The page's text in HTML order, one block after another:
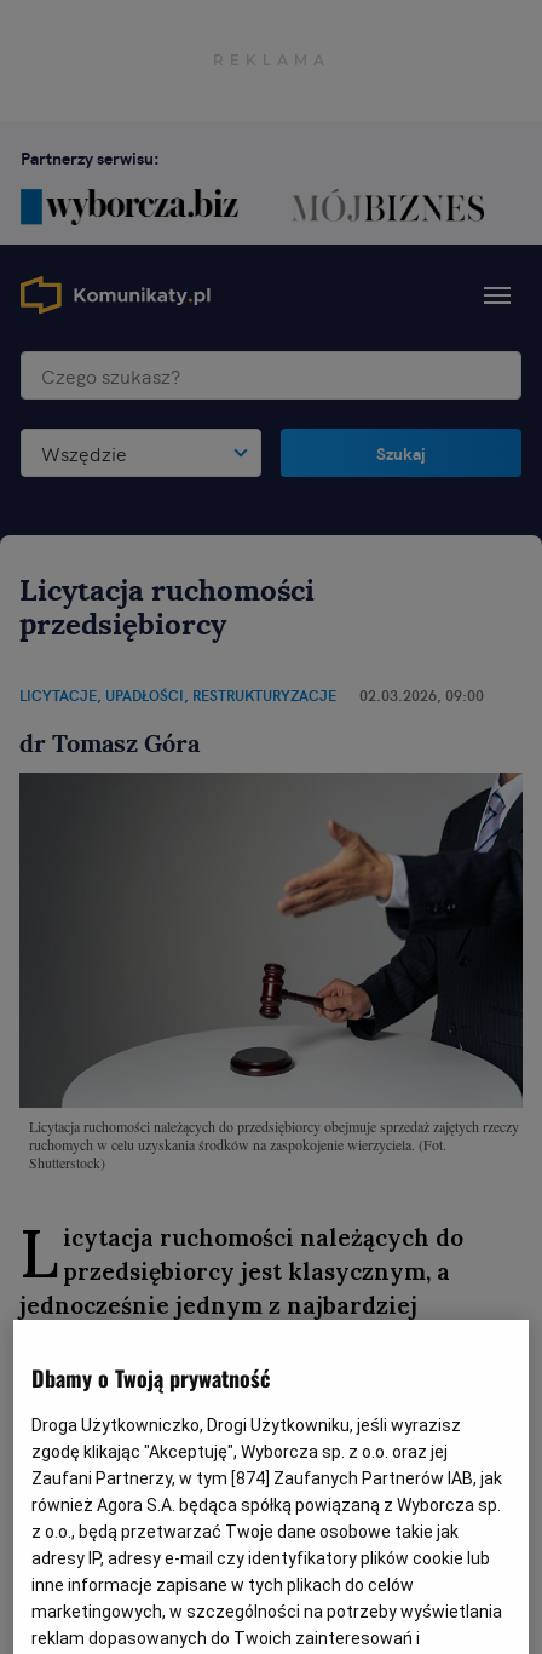
Partnerzy serwisu:
Wszędzie Szukaj
Licytacja ruchomości
przedsiębiorcy
LICYTACJE, UPADŁOŚCI, RESTRUKTURYZACJE 02.03.2026, 09:00
dr Tomasz Góra
Licytacja ruchomości należących do przedsiębiorcy obejmuje sprzedaż zajętych rzeczy
ruchomych w celu uzyskania środków na zaspokojenie wierzyciela. (Fot.
Shutterstock)
L icytacja ruchomości należących do
przedsiębiorcy jest klasycznym, a
jednocześnie jednym z najbardziej
firmy. Obejmuje ona sprzedaż zajętych
środków na zaspokojenie wierzyciela, przy
czym sposób jej przeprowadzenia,
ustalenie ceny, obowiązek złożenia rękojmi
mają istotne znaczenie zarówno dla
wierzyciela, dłużnika, jak i potencjalnych
nabywców.
Dbamy o Twoją prywatność
Droga Użytkowniczko, Drogi Użytkowniku, jeśli wyrazisz
zgodę klikając "Akceptuję", Wyborcza sp. z o.o. oraz jej
Zaufani Partnerzy, w tym [874] Zaufanych Partnerów IAB, jak
również Agora S.A. będąca spółką powiązaną z Wyborcza sp.
z o.o., będą przetwarzać Twoje dane osobowe takie jak
adresy IP, adresy e-mail czy identyfikatory plików cookie lub
inne informacje zapisane w tych plikach do celów
marketingowych, w szczególności na potrzeby wyświetlania
reklam dopasowanych do Twoich zainteresowań i